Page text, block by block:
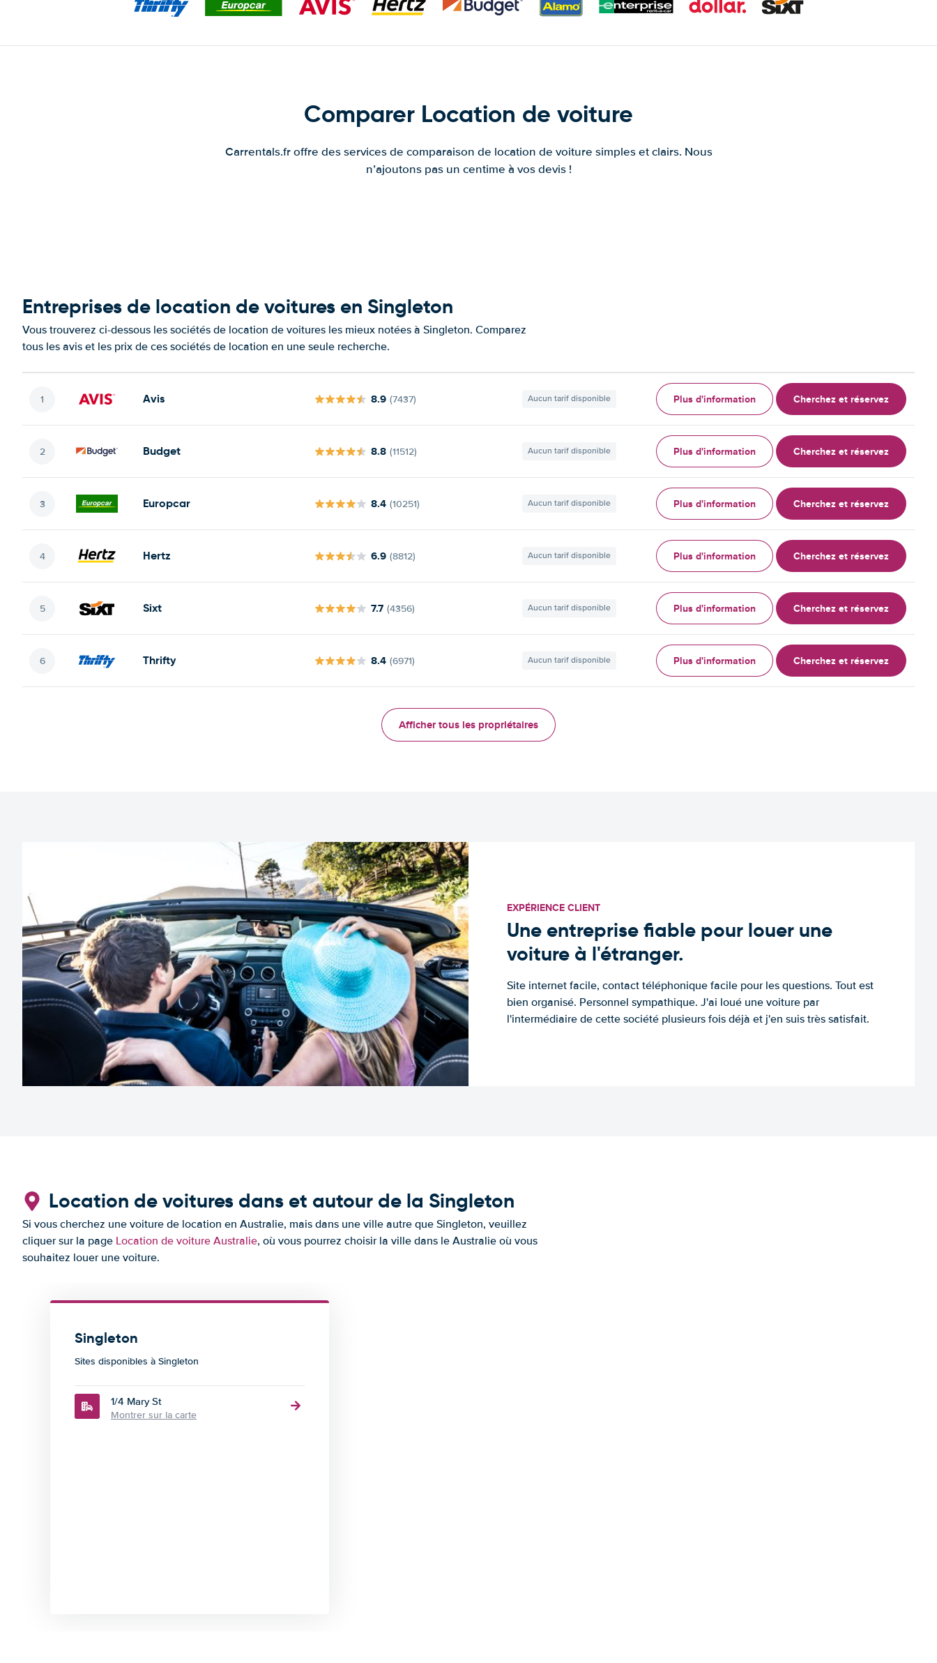
Comparer Location de voiture
Carrentals.fr offre des services de comparaison de location de voiture simples et clairs. Nous
n’ajoutons pas un centime à vos devis !
Entreprises de location de voitures en Singleton
Vous trouverez ci-dessous les sociétés de location de voitures les mieux notées à Singleton. Comparez
tous les avis et les prix de ces sociétés de location en une seule recherche.
Avis 8.9 (7437) Aucun tarif disponible Plus d'information Cherchez et réservez
Budget 8.8 (11512) Aucun tarif disponible Plus d'information Cherchez et réservez
Europcar 8.4 (10251) Aucun tarif disponible Plus d'information Cherchez et réservez
Hertz 6.9 (8812) Aucun tarif disponible Plus d'information Cherchez et réservez
Sixt 7.7 (4356) Aucun tarif disponible Plus d'information Cherchez et réservez
Thrifty 8.4 (6971) Aucun tarif disponible Plus d'information Cherchez et réservez
Afficher tous les propriétaires
EXPÉRIENCE CLIENT
Une entreprise fiable pour louer une
voiture à l'étranger.
Site internet facile, contact téléphonique facile pour les questions. Tout est
bien organisé. Personnel sympathique. J'ai loué une voiture par
l'intermédiaire de cette société plusieurs fois déjà et j'en suis très satisfait.
Location de voitures dans et autour de la Singleton
Si vous cherchez une voiture de location en Australie, mais dans une ville autre que Singleton, veuillez
cliquer sur la page Location de voiture Australie, où vous pourrez choisir la ville dans le Australie où vous
souhaitez louer une voiture.
Singleton
Sites disponibles à Singleton
1/4 Mary St
Montrer sur la carte